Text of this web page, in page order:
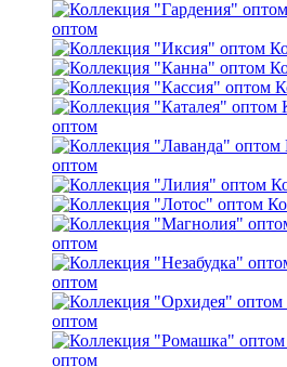
оптом
оптом
оптом
оптом
оптом
оптом
оптом